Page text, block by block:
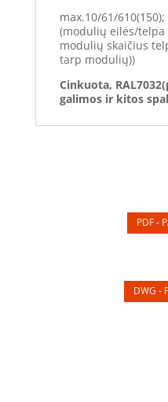
max.10/61/
(modulių eilės/
modulių skaičius
tarp modulių))
Cinkuota,
galimos ir kitos
PDF -
DWG -